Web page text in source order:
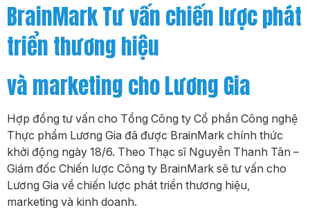
BrainMark Tư vấn chiến lược phát
triển thương hiệu
và marketing cho Lương Gia
Hợp đồng tư vấn cho Tổng Công ty Cổ phần Công nghệ
Thực phẩm Lương Gia đã được BrainMark chính thức
khởi động ngày 18/6. Theo Thạc sĩ Nguyễn Thanh Tân –
Giám đốc Chiến lược Công ty BrainMark sẽ tư vấn cho
Lương Gia về chiến lược phát triển thương hiệu,
marketing và kinh doanh.